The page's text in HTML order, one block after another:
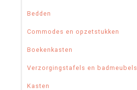
Bedden
Commodes en opzetstukken
Boekenkasten
Verzorgingstafels en badmeubels
Kasten